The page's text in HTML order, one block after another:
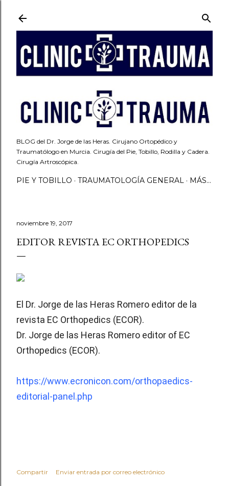
BLOG del Dr. Jorge de las Heras. Cirujano Ortopédico y
Traumatólogo en Murcia. Cirugía del Pie, Tobillo, Rodilla y Cadera.
Cirugía Artroscópica.
PIE Y TOBILLO TRAUMATOLOGÍA GENERAL MÁS…
noviembre 19, 2017
EDITOR REVISTA EC ORTHOPEDICS
El Dr. Jorge de las Heras Romero editor de la
revista EC Orthopedics (ECOR).
Dr. Jorge de las Heras Romero editor of EC
Orthopedics (ECOR).
https://www.ecronicon.com/orthopaedics-
editorial-panel.php
Compartir Enviar entrada por correo electrónico